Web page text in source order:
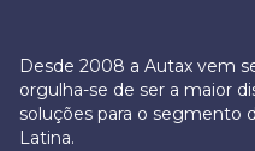
Desde 2008 a Autax vem
orgulha-se de ser a maior
soluções para o segmento
Latina.